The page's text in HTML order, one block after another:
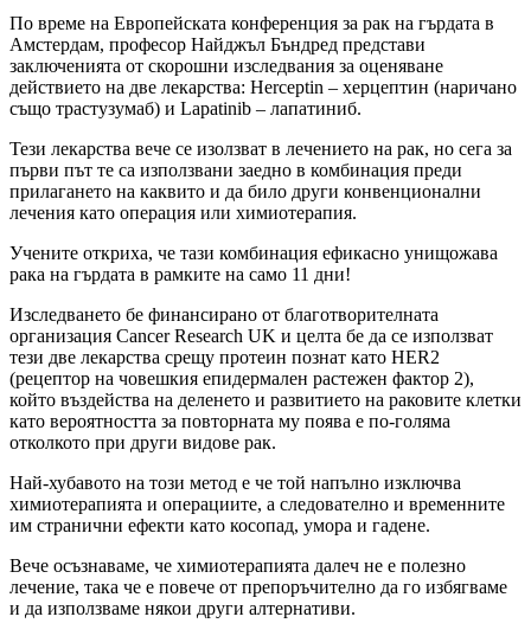
По време на Европейската конференция за рак на гърдата в
Амстердам, професор Найджъл Бъндред представи
заключенията от скорошни изследвания за оценяване
действието на две лекарства: Herceptin – херцептин (наричано
също трастузумаб) и Lapatinib – лапатиниб.
Тези лекарства вече се изолзват в лечението на рак, но сега за
първи път те са използвани заедно в комбинация преди
прилагането на каквито и да било други конвенционални
лечения като операция или химиотерапия.
Учените откриха, че тази комбинация ефикасно унищожава
рака на гърдата в рамките на само 11 дни!
Изследването бе финансирано от благотворителната
организация Cancer Research UK и целта бе да се използват
тези две лекарства срещу протеин познат като HER2
(рецептор на човешкия епидермален растежен фактор 2),
който въздейства на деленето и развитието на раковите клетки
като вероятността за повторната му поява е по-голяма
отколкото при други видове рак.
Най-хубавото на този метод е че той напълно изключва
химиотерапията и операциите, а следователно и временните
им странични ефекти като косопад, умора и гадене.
Вече осъзнаваме, че химиотерапията далеч не е полезно
лечение, така че е повече от препоръчително да го избягваме
и да използваме някои други алтернативи.